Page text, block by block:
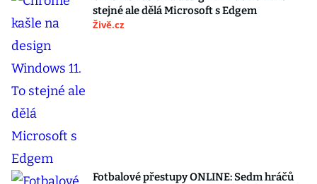
stejné ale dělá Microsoft s Edgem
Živě.cz
Fotbalové přestupy ONLINE: Sedm hráčů